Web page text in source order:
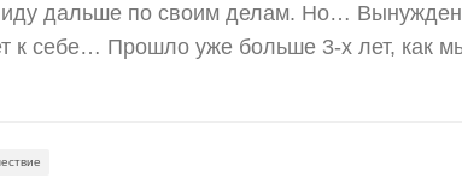
иду дальше по своим делам. Но… Вынужден
к себе… Прошло уже больше 3-х лет, как